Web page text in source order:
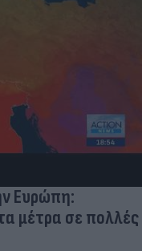
Ευρώπη:
μέτρα σε πολλές